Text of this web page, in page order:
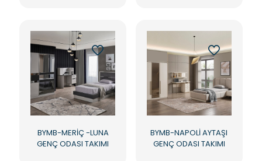
BYMB-MERİÇ -LUNA
GENÇ ODASI TAKIMI
BYMB-NAPOLİ AYTAŞI
GENÇ ODASI TAKIMI